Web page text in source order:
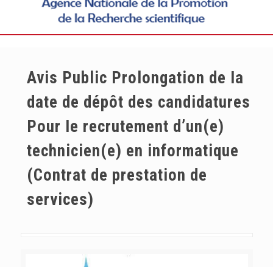
Avis Public Prolongation de Ia
date de dépôt des candidatures
Pour Ie recrutement d’un(e)
technicien(e) en informatique
(Contrat de prestation de
services)